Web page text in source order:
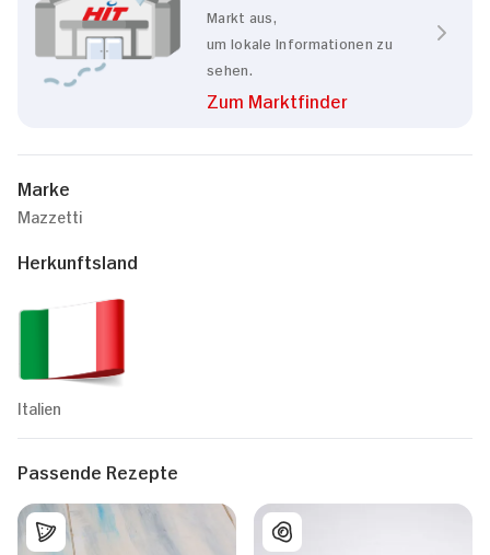
Markt aus,
um lokale Informationen zu
sehen.
Zum Marktfinder
Marke
Mazzetti
Herkunftsland
Italien
Passende Rezepte